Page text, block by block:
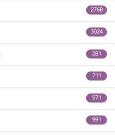
2768
3024
281
711
571
991